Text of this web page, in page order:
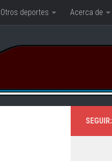
Otros deportes Acerca de
SEGUIR: